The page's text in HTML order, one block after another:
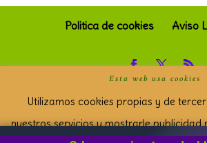
Politica de cookies Aviso
reservados Desarrollado por
Esta web usa cookies
Utilizamos cookies propias y de
nuestros servicios y mostrarle publicidad